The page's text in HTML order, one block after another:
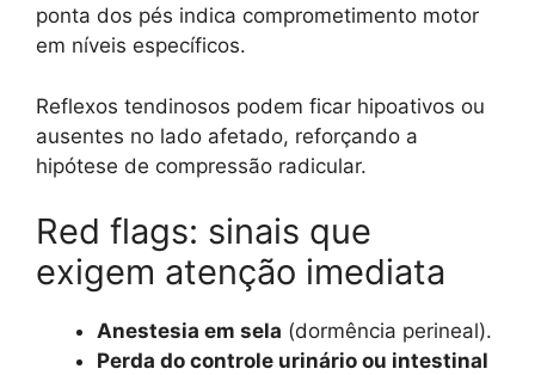
ponta dos pés indica comprometimento motor
em níveis específicos.
Reflexos tendinosos podem ficar hipoativos ou
ausentes no lado afetado, reforçando a
hipótese de compressão radicular.
Red flags: sinais que
exigem atenção imediata
Anestesia em sela (dormência perineal).
Perda do controle urinário ou intestinal